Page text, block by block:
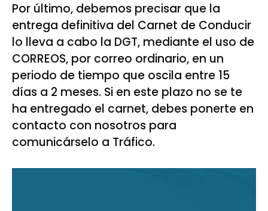
Por último, debemos precisar que la
entrega definitiva del Carnet de Conducir
lo lleva a cabo la DGT, mediante el uso de
CORREOS, por correo ordinario, en un
periodo de tiempo que oscila entre 15
días a 2 meses. Si en este plazo no se te
ha entregado el carnet, debes ponerte en
contacto con nosotros para
comunicárselo a Tráfico.